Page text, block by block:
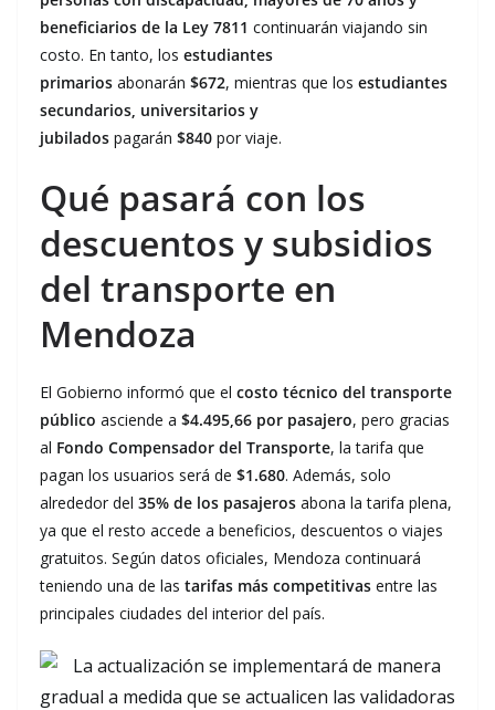
beneficiarios de la Ley 7811 continuarán viajando sin
costo. En tanto, los estudiantes
primarios abonarán $672, mientras que los estudiantes
secundarios, universitarios y
jubilados pagarán $840 por viaje.
Qué pasará con los
descuentos y subsidios
del transporte en
Mendoza
El Gobierno informó que el costo técnico del transporte
público asciende a $4.495,66 por pasajero, pero gracias
al Fondo Compensador del Transporte, la tarifa que
pagan los usuarios será de $1.680. Además, solo
alrededor del 35% de los pasajeros abona la tarifa plena,
ya que el resto accede a beneficios, descuentos o viajes
gratuitos. Según datos oficiales, Mendoza continuará
teniendo una de las tarifas más competitivas entre las
principales ciudades del interior del país.